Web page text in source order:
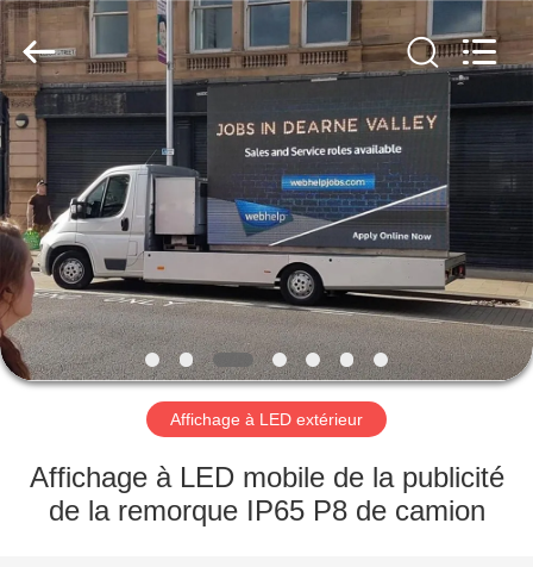
À
LA
MAISON
PRODUITS
VIDÉOS
PROPOS
Weigu
Technology
Co.,
Ltd..
All
Rights
Reserved.
Affichage à LED extérieur
Affichage à LED mobile de la publicité
de la remorque IP65 P8 de camion